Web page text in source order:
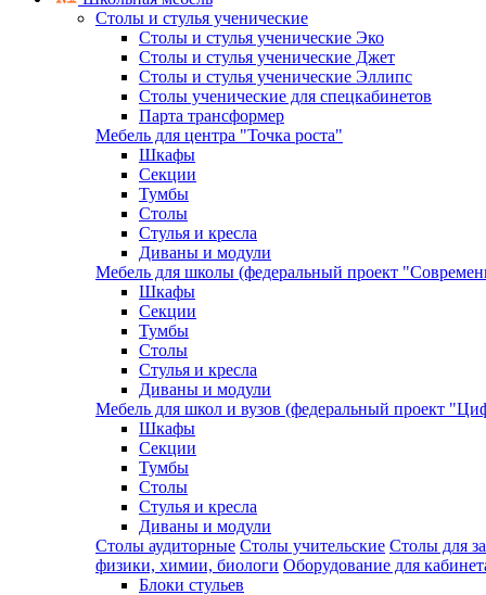
Столы и стулья ученические
Столы и стулья ученические Эко
Столы и стулья ученические Джет
Столы и стулья ученические Эллипс
Столы ученические для спецкабинетов
Парта трансформер
Мебель для центра "Точка роста"
Шкафы
Секции
Тумбы
Столы
Стулья и кресла
Диваны и модули
Мебель для школы (федеральный проект
Шкафы
Секции
Тумбы
Столы
Стулья и кресла
Диваны и модули
Мебель для школ и вузов (федеральный проект
Шкафы
Секции
Тумбы
Столы
Стулья и кресла
Диваны и модули
Столы аудиторные Столы учительские Столы для
физики, химии, биологи Оборудование для
Блоки стульев